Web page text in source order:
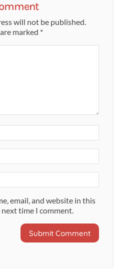
will not be published.
marked *
email, and website in this
time I comment.